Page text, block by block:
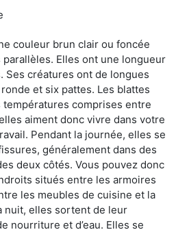
couleur brun clair ou foncée
Elles ont une longueur
Ses créatures ont de longues
et six pattes. Les blattes
comprises entre
aiment donc vivre dans votre
Pendant la journée, elles se
généralement dans des
deux côtés. Vous pouvez donc
situés entre les armoires
les meubles de cuisine et la
nuit, elles sortent de leur
nourriture et d’eau. Elles se